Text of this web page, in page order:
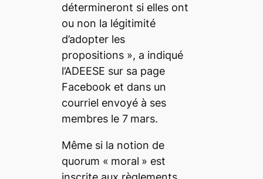
détermineront si elles ont
ou non la légitimité
d’adopter les
propositions », a indiqué
l’ADEESE sur sa page
Facebook et dans un
courriel envoyé à ses
membres le 7 mars.
Même si la notion de
quorum « moral » est